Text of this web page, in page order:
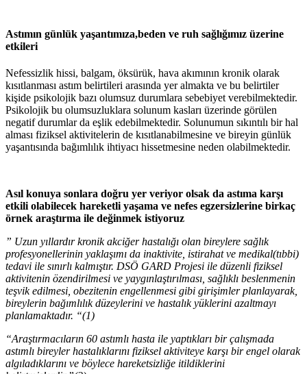
Astımın günlük yaşantımıza,beden ve ruh sağlığımız üzerine
etkileri
Nefessizlik hissi, balgam, öksürük, hava akımının kronik olarak
kısıtlanması astım belirtileri arasında yer almakta ve bu belirtiler
kişide psikolojik bazı olumsuz durumlara sebebiyet verebilmektedir.
Psikolojik bu olumsuzluklara solunum kasları üzerinde görülen
negatif durumlar da eşlik edebilmektedir. Solunumun sıkıntılı bir hal
alması fiziksel aktivitelerin de kısıtlanabilmesine ve bireyin günlük
yaşantısında bağımlılık ihtiyacı hissetmesine neden olabilmektedir.
Asıl konuya sonlara doğru yer veriyor olsak da astıma karşı
etkili olabilecek hareketli yaşama ve nefes egzersizlerine birkaç
örnek araştırma ile değinmek istiyoruz
” Uzun yıllardır kronik akciğer hastalığı olan bireylere sağlık
profesyonellerinin yaklaşımı da inaktivite, istirahat ve medikal(tıbbi)
tedavi ile sınırlı kalmıştır. DSÖ GARD Projesi ile düzenli fiziksel
aktivitenin özendirilmesi ve yaygınlaştırılması, sağlıklı beslenmenin
teşvik edilmesi, obezitenin engellenmesi gibi girişimler planlayarak,
bireylerin bağımlılık düzeylerini ve hastalık yüklerini azaltmayı
planlamaktadır. “(1)
“Araştırmacıların 60 astımlı hasta ile yaptıkları bir çalışmada
astımlı bireyler hastalıklarını fiziksel aktiviteye karşı bir engel olarak
algıladıklarını ve böylece hareketsizliğe itildiklerini